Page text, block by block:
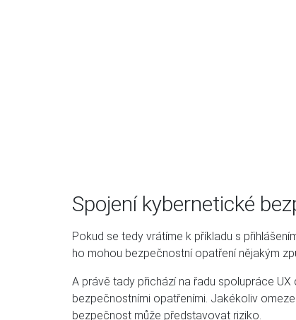
Spojení kybernetické
Pokud se tedy vrátíme k příkladu s
ho mohou bezpečnostní opatření nějakým
A právě tady přichází na řadu spolupráce
bezpečnostními opatřeními. Jakékoliv
bezpečnost může představovat riziko.